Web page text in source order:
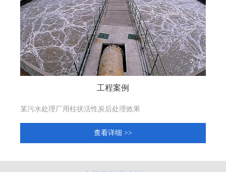
工程案例
某污水处理厂用柱状活性炭后处理效果
查看详细 >>